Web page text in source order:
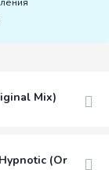
Mix)
(Original